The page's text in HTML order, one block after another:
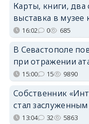
Карты, книги, два
выставка в музее
16:02 0 685
В Севастополе
при отражении
15:00 15 9890
Собственник
стал
13:04 32 5863